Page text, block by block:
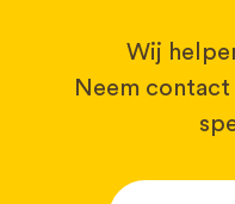
Wij
Neem